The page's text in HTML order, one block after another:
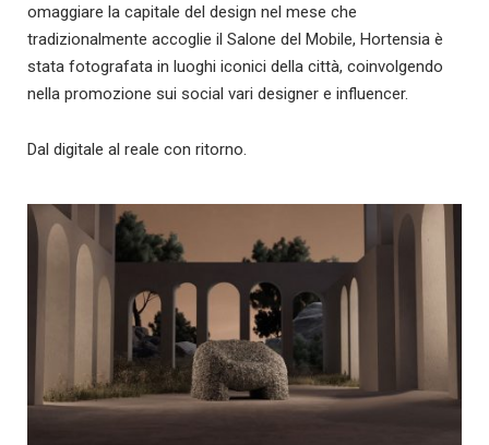
omaggiare la capitale del design nel mese che
tradizionalmente accoglie il Salone del Mobile, Hortensia è
stata fotografata in luoghi iconici della città, coinvolgendo
nella promozione sui social vari designer e influencer.
Dal digitale al reale con ritorno.